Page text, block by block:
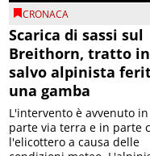
CRONACA
Scarica di sassi sul
Breithorn, tratto in
salvo alpinista
una gamba
L'intervento è avvenuto in
parte via terra e in parte
l'elicottero a causa delle